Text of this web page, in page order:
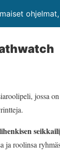
jossa
ja roolinsa